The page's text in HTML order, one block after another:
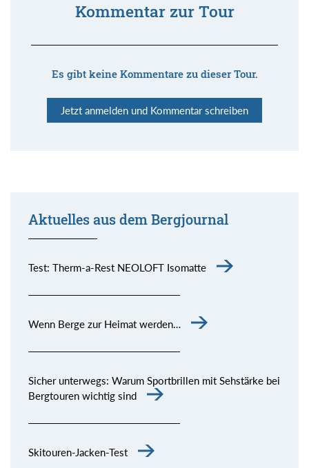
Kommentar zur Tour
Es gibt keine Kommentare zu dieser Tour.
Jetzt anmelden und Kommentar schreiben
Aktuelles aus dem Bergjournal
Test: Therm-a-Rest NEOLOFT Isomatte
Wenn Berge zur Heimat werden…
Sicher unterwegs: Warum Sportbrillen mit Sehstärke bei
Bergtouren wichtig sind
Skitouren-Jacken-Test